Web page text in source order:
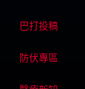
巴打投稿
防伏專區